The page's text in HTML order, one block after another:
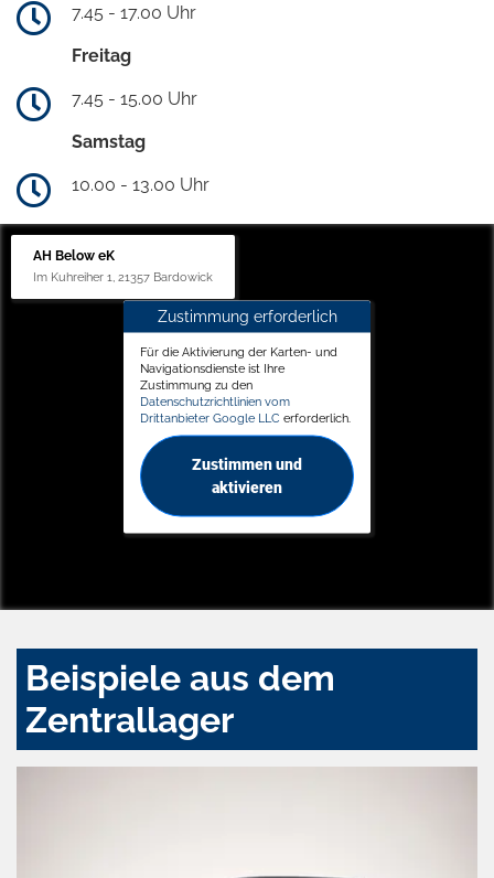
7.45 - 17.00 Uhr
Freitag
7.45 - 15.00 Uhr
Samstag
10.00 - 13.00 Uhr
AH Below eK
Im Kuhreiher 1, 21357 Bardowick
Zustimmung erforderlich
Für die Aktivierung der Karten- und
Navigationsdienste ist Ihre
Zustimmung zu den
Datenschutzrichtlinien vom
Drittanbieter Google LLC erforderlich.
Zustimmen und
aktivieren
Beispiele aus dem
Zentrallager